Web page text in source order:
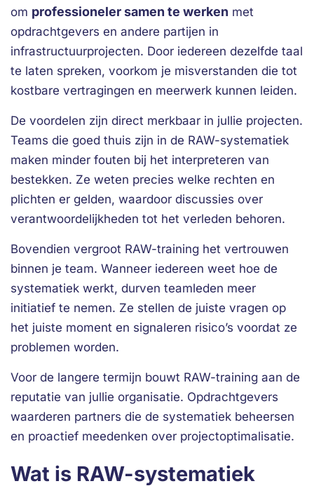
om professioneler samen te werken met
opdrachtgevers en andere partijen in
infrastructuurprojecten. Door iedereen dezelfde taal
te laten spreken, voorkom je misverstanden die tot
kostbare vertragingen en meerwerk kunnen leiden.
De voordelen zijn direct merkbaar in jullie projecten.
Teams die goed thuis zijn in de RAW-systematiek
maken minder fouten bij het interpreteren van
bestekken. Ze weten precies welke rechten en
plichten er gelden, waardoor discussies over
verantwoordelijkheden tot het verleden behoren.
Bovendien vergroot RAW-training het vertrouwen
binnen je team. Wanneer iedereen weet hoe de
systematiek werkt, durven teamleden meer
initiatief te nemen. Ze stellen de juiste vragen op
het juiste moment en signaleren risico’s voordat ze
problemen worden.
Voor de langere termijn bouwt RAW-training aan de
reputatie van jullie organisatie. Opdrachtgevers
waarderen partners die de systematiek beheersen
en proactief meedenken over projectoptimalisatie.
Wat is RAW-systematiek